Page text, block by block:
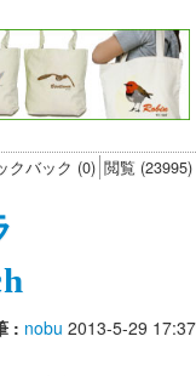
クバック (0) 閲覧 (23995)
: nobu 2013-5-29 17:37